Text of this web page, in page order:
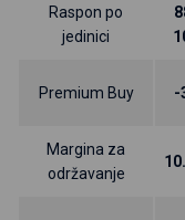
Raspon po
jedinici
Premium Buy -
Margina za
održavanje